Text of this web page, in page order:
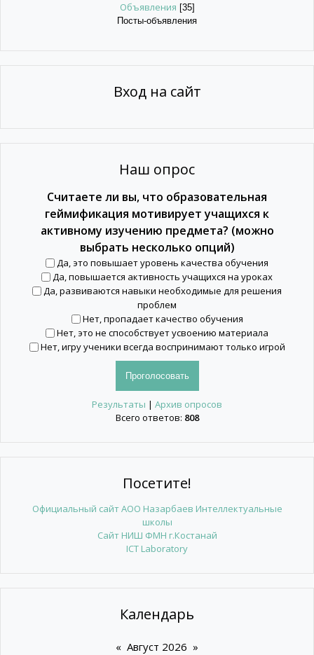
Объявления [35]
Посты-объявления
Вход на сайт
Наш опрос
Считаете ли вы, что образовательная
геймификация мотивирует учащихся к
активному изучению предмета? (можно
выбрать несколько опций)
Да, это повышает уровень качества обучения
Да, повышается активность учащихся на уроках
Да, развиваются навыки необходимые для решения
проблем
Нет, пропадает качество обучения
Нет, это не способствует усвоению материала
Нет, игру ученики всегда воспринимают только игрой
Результаты | Архив опросов
Всего ответов: 808
Посетите!
Официальный сайт АОО Назарбаев Интеллектуальные
школы
Сайт НИШ ФМН г.Костанай
ICT Laboratory
Календарь
« Август 2026 »